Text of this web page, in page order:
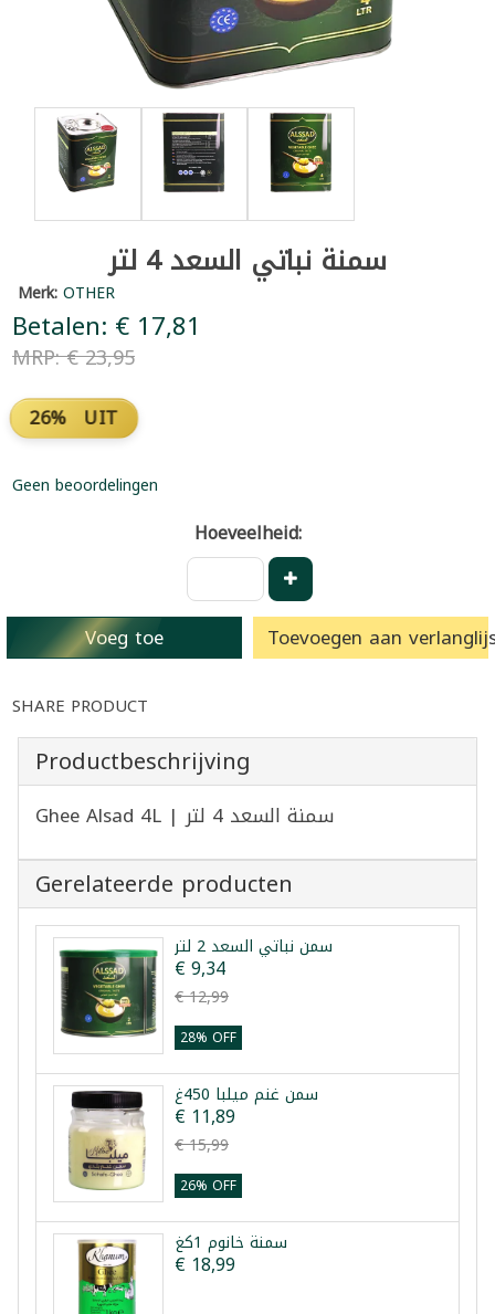
سمنة نباتي السعد 4 لتر
Merk:OTHER
Betalen: € 17,81
MRP: € 23,95
26% UIT
Geen beoordelingen
Hoeveelheid:
Voeg toe Toevoegen aan
SHARE PRODUCT
Productbeschrijving
Ghee Alsad 4L | سمنة السعد 4 لتر
Gerelateerde producten
سمن نباتي السعد 2 لتر
€ 9,34
€ 12,99
28% OFF
سمن غنم ميلبا 450غ
€ 11,89
€ 15,99
26% OFF
سمنة خانوم 1كغ
€ 18,99